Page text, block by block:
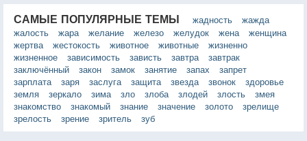
САМЫЕ ПОПУЛЯРНЫЕ ТЕМЫ жадность
жажда
жалость
жара желание железо желудок жена
женщина
жертва
жестокость животное животные
жизненно
жизненное
зависимость зависть завтра
завтрак
заключённый
закон замок занятие запах
запрет
зарплата
заря заслуга защита звезда звонок
здоровье
земля
зеркало зима зло злоба злодей злость
змея
знакомство
знакомый знание значение золото
зрелище
зрелость
зрение зритель зуб